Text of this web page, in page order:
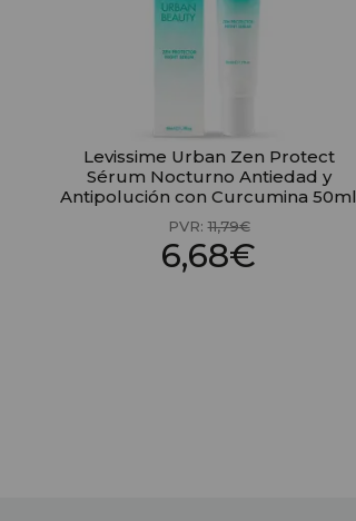
Levissime Urban Zen Protect
Sérum Nocturno Antiedad y
Antipolución con Curcumina 50ml
PVR:11,79€
6,68€